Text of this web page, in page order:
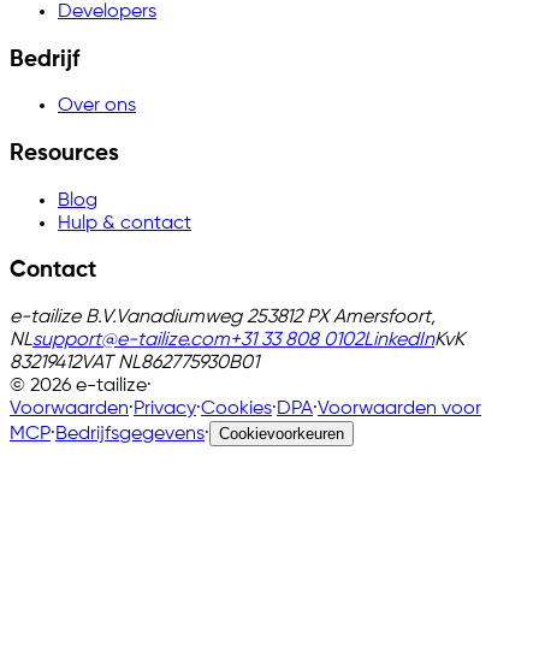
Developers
Bedrijf
Over ons
Resources
Blog
Hulp & contact
Contact
e-tailize B.V.Vanadiumweg 253812 PX Amersfoort,
NLsupport@e-tailize.com+31 33 808 0102LinkedInKvK
83219412VAT NL862775930B01
© 2026 e-tailize·
Voorwaarden·Privacy·Cookies·DPA·Voorwaarden voor
MCP·Bedrijfsgegevens· Cookievoorkeuren